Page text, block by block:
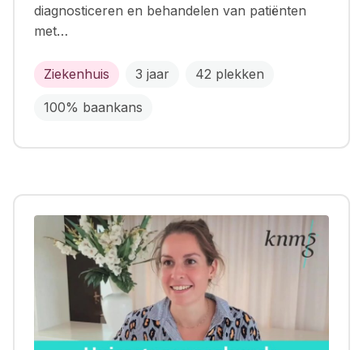
diagnosticeren en behandelen van patiënten
met…
Ziekenhuis 3 jaar 42 plekken
100% baankans